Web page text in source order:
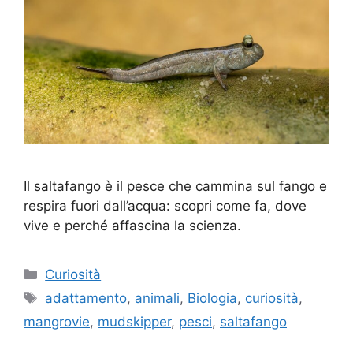
Il saltafango è il pesce che cammina sul fango e
respira fuori dall’acqua: scopri come fa, dove
vive e perché affascina la scienza.
Categorie
Curiosità
Tag
adattamento, animali, Biologia, curiosità,
mangrovie, mudskipper, pesci, saltafango